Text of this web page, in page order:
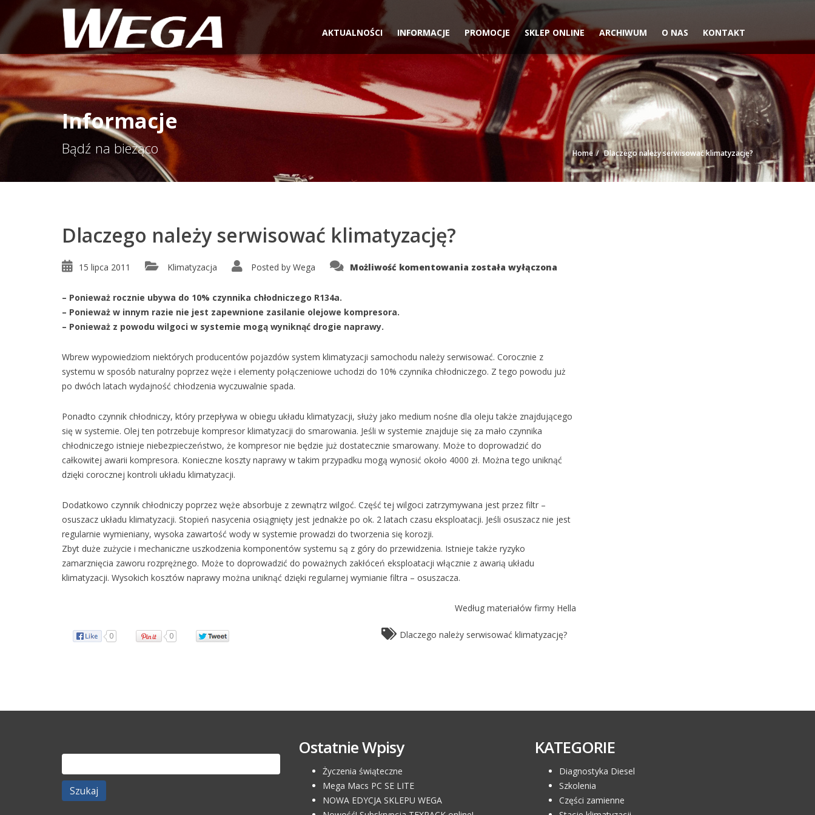
AKTUALNOŚCI INFORMACJE PROMOCJE SKLEP ONLINE ARCHIWUM O NAS KONTAKT
Informacje
Bądź na bieżąco Home Dlaczego należy serwisować klimatyzację?
Dlaczego należy serwisować klimatyzację?
15 lipca 2011 Klimatyzacja Posted by Wega Możliwość komentowania Dlaczego
należy
została wyłączona
– Ponieważ rocznie ubywa do 10% czynnika chłodniczego R134a.
– Ponieważ w innym razie nie jest zapewnione zasilanie olejowe kompresora.
– Ponieważ z powodu wilgoci w systemie mogą wyniknąć drogie naprawy.
Wbrew wypowiedziom niektórych producentów pojazdów system klimatyzacji samochodu należy serwisować. Corocznie z
systemu w sposób naturalny poprzez węże i elementy połączeniowe uchodzi do 10% czynnika chłodniczego. Z tego powodu już
po dwóch latach wydajność chłodzenia wyczuwalnie spada.
Ponadto czynnik chłodniczy, który przepływa w obiegu układu klimatyzacji, służy jako medium nośne dla oleju także znajdującego
się w systemie. Olej ten potrzebuje kompresor klimatyzacji do smarowania. Jeśli w systemie znajduje się za mało czynnika
chłodniczego istnieje niebezpieczeństwo, że kompresor nie będzie już dostatecznie smarowany. Może to doprowadzić do
całkowitej awarii kompresora. Konieczne koszty naprawy w takim przypadku mogą wynosić około 4000 zł. Można tego uniknąć
dzięki corocznej kontroli układu klimatyzacji.
Dodatkowo czynnik chłodniczy poprzez węże absorbuje z zewnątrz wilgoć. Część tej wilgoci zatrzymywana jest przez filtr –
osuszacz układu klimatyzacji. Stopień nasycenia osiągnięty jest jednakże po ok. 2 latach czasu eksploatacji. Jeśli osuszacz nie jest
regularnie wymieniany, wysoka zawartość wody w systemie prowadzi do tworzenia się korozji.
Zbyt duże zużycie i mechaniczne uszkodzenia komponentów systemu są z góry do przewidzenia. Istnieje także ryzyko
zamarznięcia zaworu rozprężnego. Może to doprowadzić do poważnych zakłóceń eksploatacji włącznie z awarią układu
klimatyzacji. Wysokich kosztów naprawy można uniknąć dzięki regularnej wymianie filtra – osuszacza.
Według materiałów firmy Hella
0 0 Dlaczego należy serwisować klimatyzację?
Szukaj: Ostatnie Wpisy
Życzenia świąteczne
Mega Macs PC SE LITE
NOWA EDYCJA SKLEPU WEGA
KATEGORIE
Diagnostyka Diesel
Szkolenia
Części zamienne